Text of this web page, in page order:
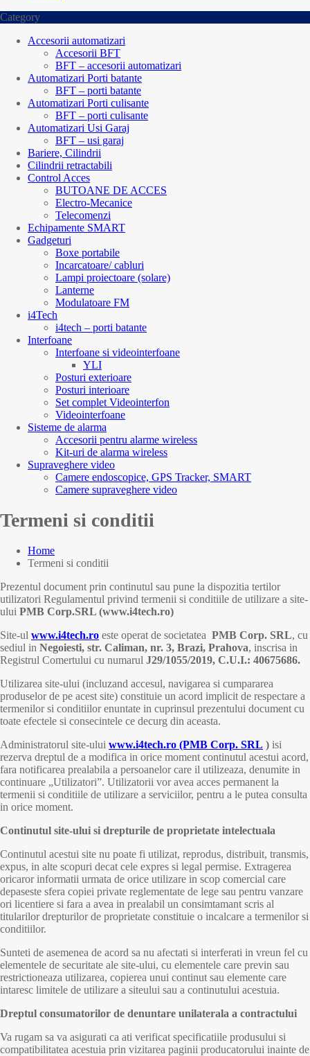
Category
Accesorii automatizari
Accesorii BFT
BFT – accesorii automatizari
Automatizari Porti batante
BFT – porti batante
Automatizari Porti culisante
BFT – porti culisante
Automatizari Usi Garaj
BFT – usi garaj
Bariere, Cilindrii
Cilindrii retractabili
Control Acces
BUTOANE DE ACCES
Electro-Mecanice
Telecomenzi
Echipamente SMART
Gadgeturi
Boxe portabile
Incarcatoare/ cabluri
Lampi proiectoare (solare)
Lanterne
Modulatoare FM
i4Tech
i4tech – porti batante
Interfoane
Interfoane si videointerfoane
YLI
Posturi exterioare
Posturi interioare
Set complet Videointerfon
Videointerfoane
Sisteme de alarma
Accesorii pentru alarme wireless
Kit-uri de alarma wireless
Supraveghere video
Camere endoscopice, GPS Tracker, SMART
Camere supraveghere video
Termeni si conditii
Home
Termeni si conditii
Prezentul document prin continutul sau pune la dispozitia tertilor
utilizatori Regulamentul privind termenii si conditiile de utilizare a site-
ului PMB Corp.SRL (www.i4tech.ro)
Site-ul www.i4tech.ro este operat de societatea PMB Corp. SRL, cu
sediul in Negoiesti, str. Caliman, nr. 3, Brazi, Prahova, inscrisa in
Registrul Comertului cu numarul J29/1055/2019, C.U.I.: 40675686.
Utilizarea site-ului (incluzand accesul, navigarea si cumpararea
produselor de pe acest site) constituie un acord implicit de respectare a
termenilor si conditiilor enuntate in cuprinsul prezentului document cu
toate efectele si consecintele ce decurg din aceasta.
Administratorul site-ului www.i4tech.ro (PMB Corp. SRL ) isi
rezerva dreptul de a modifica in orice moment continutul acestui acord,
fara notificarea prealabila a persoanelor care il utilizeaza, denumite in
continuare „Utilizatori”. Utilizatorii vor avea acces permanent la
termenii si conditiile de utilizare a serviciilor, pentru a le putea consulta
in orice moment.
Continutul site-ului si drepturile de proprietate intelectuala
Continutul acestui site nu poate fi utilizat, reprodus, distribuit, transmis,
expus, in alte scopuri decat cele expres si legal permise. Extragerea
oricaror informatii urmata de orice utilizare in scop comercial care
depaseste sfera copiei private reglementate de lege sau pentru vanzare
ori licentiere si fara a avea in prealabil un consimtamant scris al
titularilor drepturilor de proprietate constituie o incalcare a termenilor si
conditiilor.
Sunteti de asemenea de acord sa nu afectati si interferati in vreun fel cu
elementele de securitate ale site-ului, cu elementele care previn sau
restrictioneaza utilizarea, copierea unui continut sau elemente care
intaresc limitele de utilizare a siteului sau a continutului acestuia.
Dreptul consumatorilor de denuntare unilaterala a contractului
Va rugam sa va asigurati ca ati verificat specificatiile produsului si
compatibilitatea acestuia prin vizitarea paginii producatorului inainte de